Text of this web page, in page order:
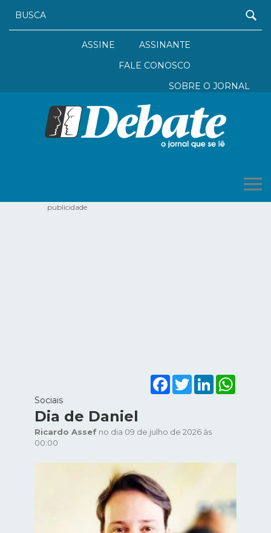
ASSINANTE
ASSINE
FALE CONOSCO
SOBRE O JORNAL
publicidade
FacebookTwitterLinkedIn
Sociais
Dia de Daniel
Ricardo Assefno dia 09 de julho de 2026 às
00:00